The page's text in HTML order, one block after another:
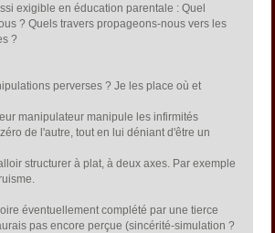
exigible en éducation parentale : Quel
? Quels travers propageons-nous vers les
?
perverses ? Je les place où et
manipulateur manipule les infirmités
de l'autre, tout en lui déniant d'être un
structurer à plat, à deux axes. Par exemple
éventuellement complété par une tierce
pas encore perçue (sincérité-simulation ?